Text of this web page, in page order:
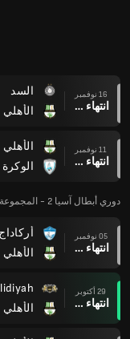
الأهلي
أركاداج
19 أكتوبر
الأهلي
قطر
الأهلي
دوري أبطال آسيا 2 - المجموعة الثانية